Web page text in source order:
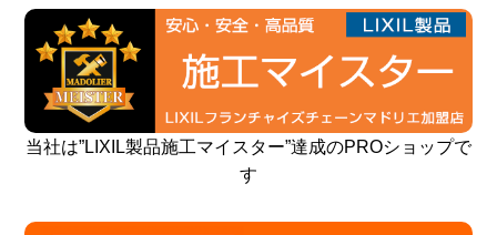
当社は”LIXIL製品施工マイスター”達成のPROショップで
す